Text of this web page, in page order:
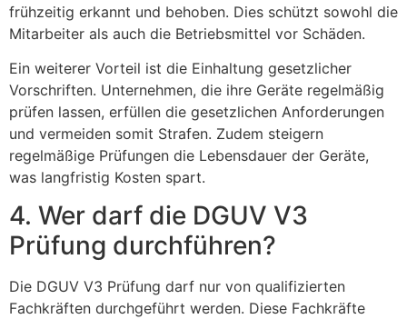
frühzeitig erkannt und behoben. Dies schützt sowohl die
Mitarbeiter als auch die Betriebsmittel vor Schäden.
Ein weiterer Vorteil ist die Einhaltung gesetzlicher
Vorschriften. Unternehmen, die ihre Geräte regelmäßig
prüfen lassen, erfüllen die gesetzlichen Anforderungen
und vermeiden somit Strafen. Zudem steigern
regelmäßige Prüfungen die Lebensdauer der Geräte,
was langfristig Kosten spart.
4. Wer darf die DGUV V3
Prüfung durchführen?
Die DGUV V3 Prüfung darf nur von qualifizierten
Fachkräften durchgeführt werden. Diese Fachkräfte